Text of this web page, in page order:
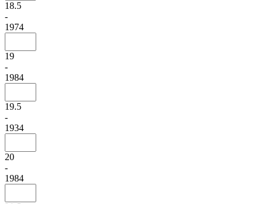
18.5
-
1974
19
-
1984
19.5
-
1934
20
-
1984